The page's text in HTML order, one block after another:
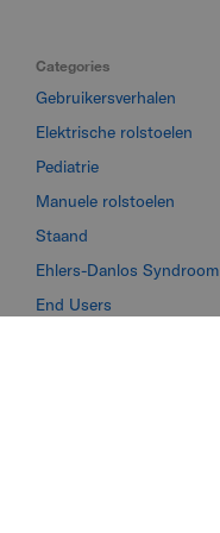
Categories
Gebruikersverhalen
Elektrische rolstoelen
Pediatrie
Manuele rolstoelen
Staand
Ehlers-Danlos Syndroom
End Users